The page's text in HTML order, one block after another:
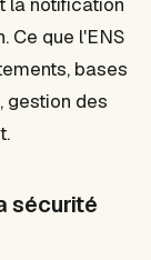
Ce que l'ENS
bases
gestion des
sécurité